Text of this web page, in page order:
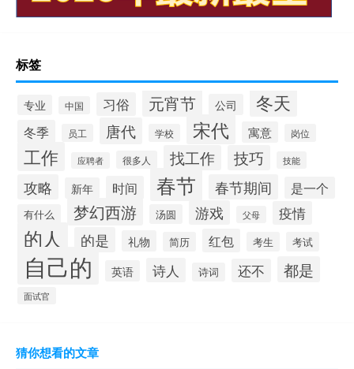
标签
专业 中国 习俗 元宵节 公司 冬天
冬季 员工 唐代 学校 宋代 寓意 岗位
工作 应聘者 很多人 找工作 技巧 技能
攻略 新年 时间 春节 春节期间 是一个
有什么 梦幻西游 汤圆 游戏 父母 疫情
的人 的是 礼物 简历 红包 考生 考试
自己的 英语 诗人 诗词 还不 都是
面试官
猜你想看的文章